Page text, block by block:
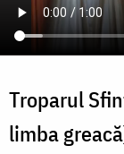
Troparul
limba